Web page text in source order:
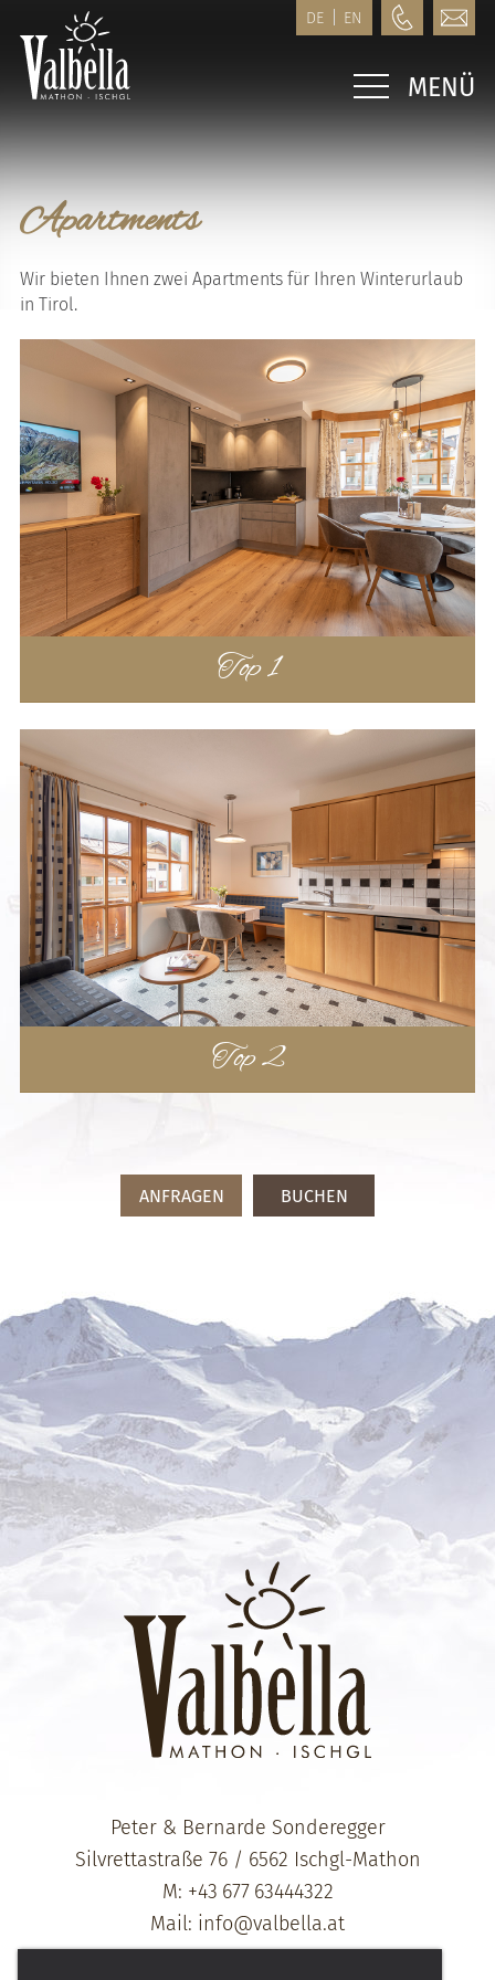
Apartments
Wir bieten Ihnen zwei Apartments für Ihren Winterurlaub
in Tirol.
Top 1
Top 2
Peter & Bernarde Sonderegger
Silvrettastraße 76/ 6562 Ischgl-Mathon
M: +43 677 63444322
Mail: info@valbella.at
DE EN
VALBELLA
APARTMENTS
Top 2
STUDIOS
Studio 1
Studio 2
SKIURLAUB
PREISE
Preisliste
Angebote
LAGE & ANREISE
DATENSCHUTZ
IMPRESSUM
MENÜ